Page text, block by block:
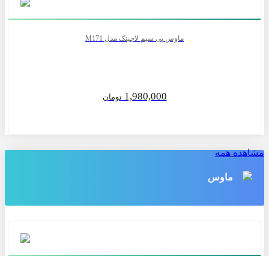
ماوس بی سیم لاجیتک مدل M171
1,980,000 تومان
مشاهده همه
ماوس